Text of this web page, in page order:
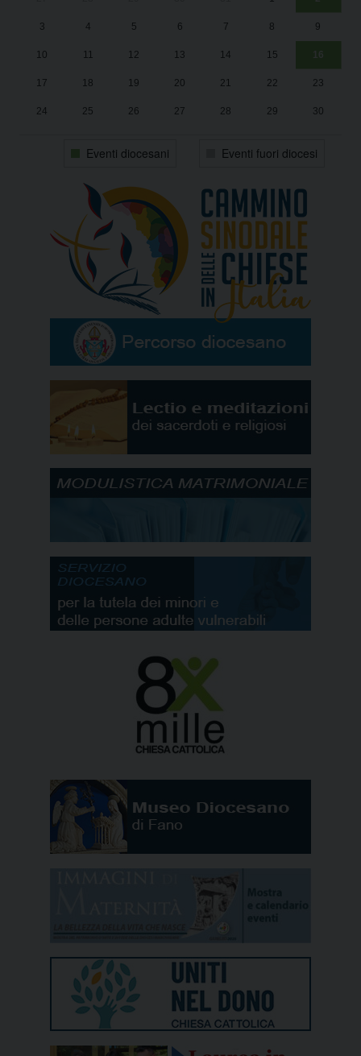
3 4 5 6 7 8 9
10 11 12 13 14 15 16
17 18 19 20 21 22 23
24 25 26 27 28 29 30
Eventi diocesani Eventi fuori diocesi